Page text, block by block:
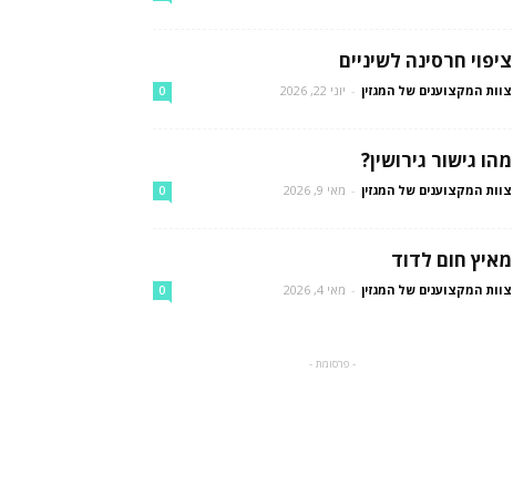
ציפוי חרסינה לשיניים
צוות המקצוענים של המגזין - יוני 22, 2026 0
מהו גישור גירושין?
צוות המקצוענים של המגזין - מאי 9, 2026 0
מאיץ חום לדוד
צוות המקצוענים של המגזין - מאי 4, 2026 0
- פרסומת -